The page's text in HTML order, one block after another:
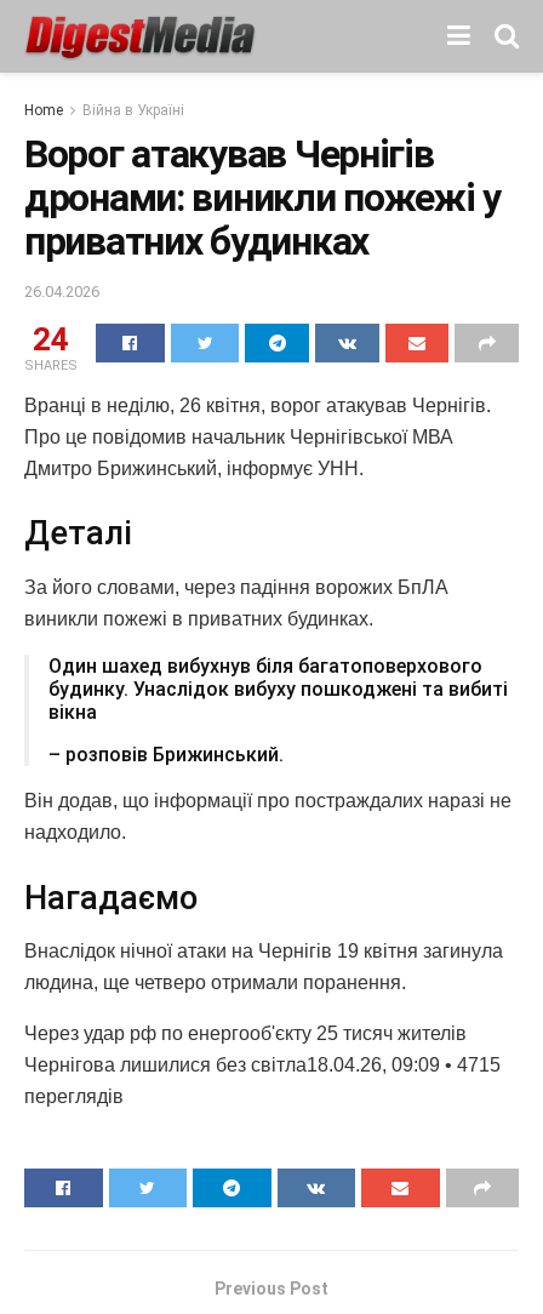
Home Війна в Україні
Ворог атакував Чернігів
дронами: виникли пожежі у
приватних будинках
26.04.2026
24
SHARES
Вранці в неділю, 26 квітня, ворог атакував Чернігів.
Про це повідомив начальник Чернігівської МВА
Дмитро Брижинський, інформує УНН.
Деталі
За його словами, через падіння ворожих БпЛА
виникли пожежі в приватних будинках.
Один шахед вибухнув біля багатоповерхового
будинку. Унаслідок вибуху пошкоджені та вибиті
вікна
– розповів Брижинський.
Він додав, що інформації про постраждалих наразі не
надходило.
Нагадаємо
Внаслідок нічної атаки на Чернігів 19 квітня загинула
людина, ще четверо отримали поранення.
Через удар рф по енергооб'єкту 25 тисяч жителів
Чернігова лишилися без світла18.04.26, 09:09 • 4715
переглядiв
Previous Post